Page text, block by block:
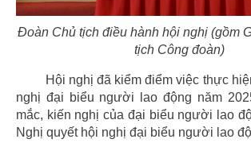
Đoàn Chủ tịch điều hành hội nghị (gồm
tịch Công đoàn)
Hội nghị đã kiểm điểm việc thực
nghị đại biểu người lao động năm
mắc, kiến nghị của đại biểu người lao
Nghị quyết hội nghị đại biểu người lao